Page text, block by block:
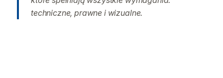
techniczne, prawne i wizualne.